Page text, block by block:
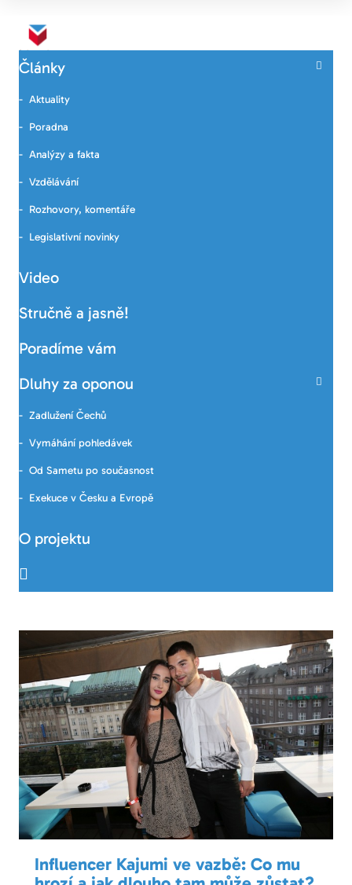
Články
Aktuality
Poradna
Analýzy a fakta
Vzdělávání
Rozhovory, komentáře
Legislativní novinky
Video
Stručně a jasně!
Poradíme vám
Dluhy za oponou
Zadlužení Čechů
Vymáhání pohledávek
Od Sametu po současnost
Exekuce v Česku a Evropě
O projektu
Influencer Kajumi ve vazbě: Co mu